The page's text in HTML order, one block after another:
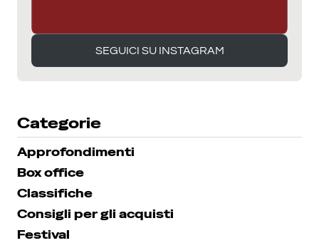
SEGUICI SU INSTAGRAM
SEGUICI SU INSTAGRAM
Categorie
Approfondimenti
Box office
Classifiche
Consigli per gli acquisti
Festival